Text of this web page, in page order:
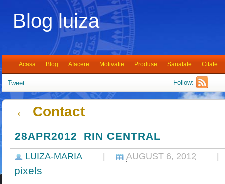
Blog luiza
Acasa Blog Afacere Motivatie Produse Sanatate Citate
Tweet Follow:
← Contact
28APR2012_RIN CENTRAL
LUIZA-MARIA AUGUST 6, 2012
pixels